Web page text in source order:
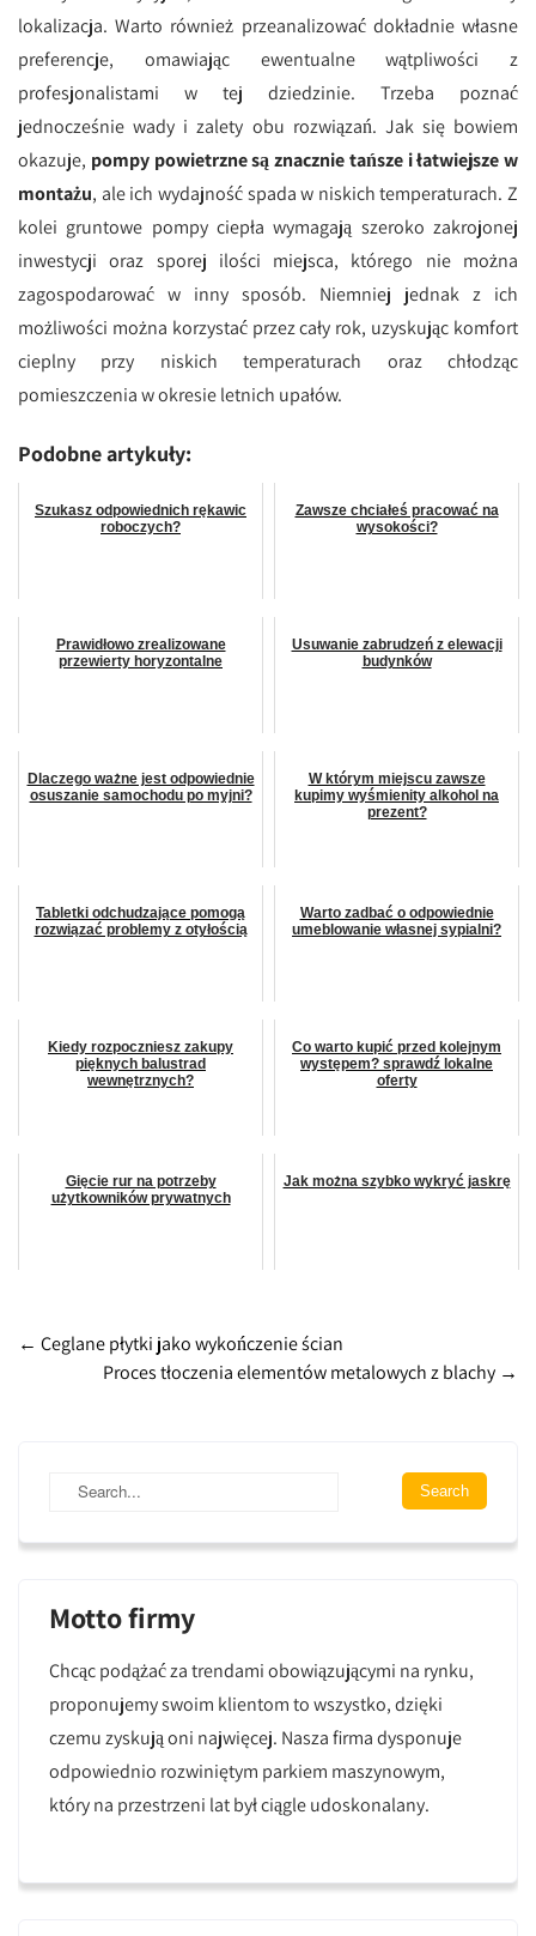
lokalizacja. Warto również przeanalizować dokładnie własne
preferencje, omawiając ewentualne wątpliwości z
profesjonalistami w tej dziedzinie. Trzeba poznać
jednocześnie wady i zalety obu rozwiązań. Jak się bowiem
okazuje, pompy powietrzne są znacznie tańsze i łatwiejsze w
montażu, ale ich wydajność spada w niskich temperaturach. Z
kolei gruntowe pompy ciepła wymagają szeroko zakrojonej
inwestycji oraz sporej ilości miejsca, którego nie można
zagospodarować w inny sposób. Niemniej jednak z ich
możliwości można korzystać przez cały rok, uzyskując komfort
cieplny przy niskich temperaturach oraz chłodząc
pomieszczenia w okresie letnich upałów.
Podobne artykuły:
Szukasz odpowiednich rękawic
roboczych?
Zawsze chciałeś pracować na
wysokości?
Prawidłowo zrealizowane
przewierty horyzontalne
Usuwanie zabrudzeń z elewacji
budynków
Dlaczego ważne jest odpowiednie
osuszanie samochodu po myjni?
W którym miejscu zawsze
kupimy wyśmienity alkohol na
prezent?
Tabletki odchudzające pomogą
rozwiązać problemy z otyłością
Warto zadbać o odpowiednie
umeblowanie własnej sypialni?
Kiedy rozpoczniesz zakupy
pięknych balustrad
wewnętrznych?
Co warto kupić przed kolejnym
występem? sprawdź lokalne
oferty
Gięcie rur na potrzeby
użytkowników prywatnych
Jak można szybko wykryć jaskrę
Post
navigation
← Ceglane płytki jako wykończenie ścian
Proces tłoczenia elementów metalowych z blachy →
Motto firmy
Chcąc podążać za trendami obowiązującymi na rynku,
proponujemy swoim klientom to wszystko, dzięki
czemu zyskują oni najwięcej. Nasza firma dysponuje
odpowiednio rozwiniętym parkiem maszynowym,
który na przestrzeni lat był ciągle udoskonalany.